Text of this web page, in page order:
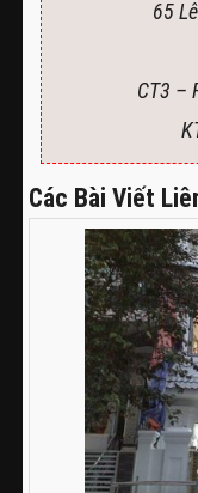
65
CT3 –
Các Bài Viết